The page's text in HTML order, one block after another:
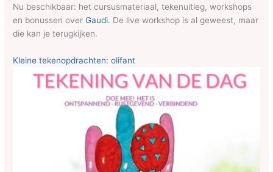
Nu beschikbaar: het cursusmateriaal, tekenuitleg, workshops
en bonussen overGaudi. De live workshop is al geweest, maar
die kan je terugkijken.
Kleine tekenopdrachten: olifant